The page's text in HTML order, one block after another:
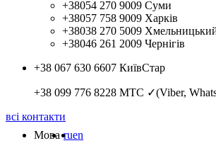
+38054 270 9009 Суми
+38057 758 9009 Харків
+38038 270 5009
+38046 261 2009 Чернігів
+38 067 630 6607 КиївСтар
+38 099 776 8228 МТС ✓(Viber,
всі контакти
Мова ruen